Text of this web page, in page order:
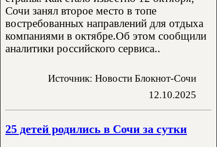
Сочи занял второе место в топе
востребованных направлений для отдыха
компаниями в октябре.Об этом сообщили
аналитики российского сервиса..
Источник: Новости Блокнот-Сочи
12.10.2025
25 детей родились в Сочи за сутки